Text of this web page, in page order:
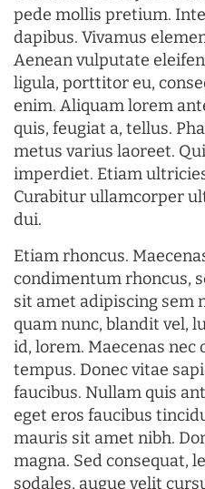
pede mollis pretium.
dapibus. Vivamus
Aenean vulputate
ligula, porttitor eu,
enim. Aliquam lorem
quis, feugiat a, tellus.
metus varius laoreet.
imperdiet. Etiam
Curabitur ullamcorper
dui.
Etiam rhoncus.
condimentum rhoncus,
sit amet adipiscing sem
quam nunc, blandit vel,
id, lorem. Maecenas
tempus. Donec vitae
faucibus. Nullam quis
eget eros faucibus
mauris sit amet nibh.
magna. Sed consequat,
sodales, augue velit